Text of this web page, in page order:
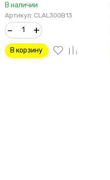
В наличии
Артикул: CLAL300B13
– +
В корзину